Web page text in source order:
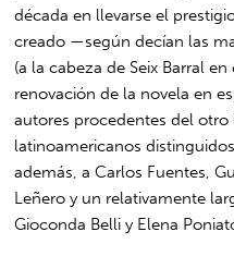
década en llevarse el
creado —según decían las
(a la cabeza de Seix Barral
renovación de la novela en
autores procedentes del
latinoamericanos
además, a Carlos Fuentes,
Leñero y un relativamente
Gioconda Belli y Elena